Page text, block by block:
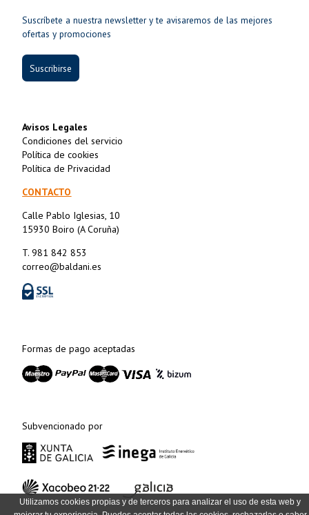
Utilizamos cookies propias y de terceros para analizar el uso de esta web y
Suscríbete a nuestra newsletter y te avisaremos de las mejores
ofertas y promociones
Suscribirse
Avisos Legales
Condiciones del servicio
Política de cookies
Política de Privacidad
CONTACTO
Calle Pablo Iglesias, 10
15930 Boiro (A Coruña)
T. 981 842 853
correo@baldani.es
Formas de pago aceptadas
Subvencionado por